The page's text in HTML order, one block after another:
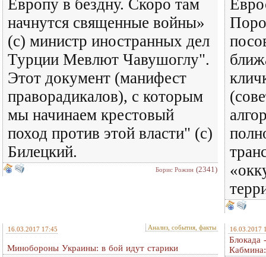
Европу в бездну. Скоро там
начнутся священные войны»
(с) министр иностранных дел
Турции Мевлют Чавушоглу".
Этот документ (манифест
праворадикалов), с которым
мы начинаем крестовый
поход против этой власти" (с)
Билецкий.
Борис Рожин (2341)
16.03.2017 17:45 Анализ, события, факты
Минобороны Украины: в бой идут старики
16.03.2017
Блокада